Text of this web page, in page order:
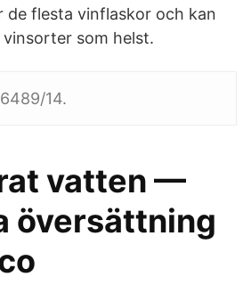
de flesta vinflaskor och kan
som helst.
14.
vatten —
översättning